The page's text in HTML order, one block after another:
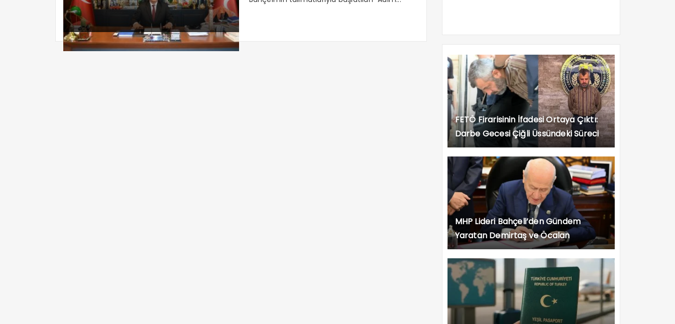
FETÖ Firarisinin İfadesi Ortaya Çıktı:
Darbe Gecesi Çiğli Üssündeki Süreci
Anlattı
MHP Lideri Bahçeli’den Gündem
Yaratan Demirtaş ve Öcalan
Açıklaması